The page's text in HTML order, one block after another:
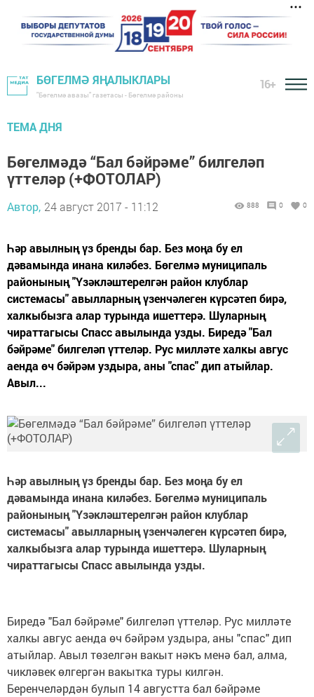
БӨГЕЛМӘ ЯҢАЛЫКЛАРЫ
"Бөгелмә авазы" газетасы - Бөгелмә районы
16+
ТЕМА ДНЯ
Бөгелмәдә “Бал бәйрәме” билгеләп
үттеләр (+ФОТОЛАР)
Автор, 24 август 2017 - 11:12 888 0 0
Һәр авылның үз бренды бар. Без моңа бу ел
дәвамында инана киләбез. Бөгелмә муниципаль
районының "Үзәкләштерелгән район клублар
системасы" авылларның үзенчәлеген күрсәтеп бирә,
халкыбызга алар турында ишеттерә. Шуларның
чираттагысы Спасс авылында узды. Биредә "Бал
бәйрәме" билгеләп үттеләр. Рус милләте халкы авгус
аенда өч бәйрәм уздыра, аны "спас" дип атыйлар.
Авыл...
Һәр авылның үз бренды бар. Без моңа бу ел
дәвамында инана киләбез. Бөгелмә муниципаль
районының "Үзәкләштерелгән район клублар
системасы" авылларның үзенчәлеген күрсәтеп бирә,
халкыбызга алар турында ишеттерә. Шуларның
чираттагысы Спасс авылында узды.
Биредә "Бал бәйрәме" билгеләп үттеләр. Рус милләте
халкы авгус аенда өч бәйрәм уздыра, аны "спас" дип
атыйлар. Авыл төзелгән вакыт нәкъ менә бал, алма,
чикләвек өлгергән вакытка туры килгән.
Беренчеләрдән булып 14 августта бал бәйрәме